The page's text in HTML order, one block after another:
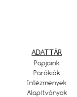
ADATTÁR
Papjaink
Parókiák
Intézmények
Alapítványok